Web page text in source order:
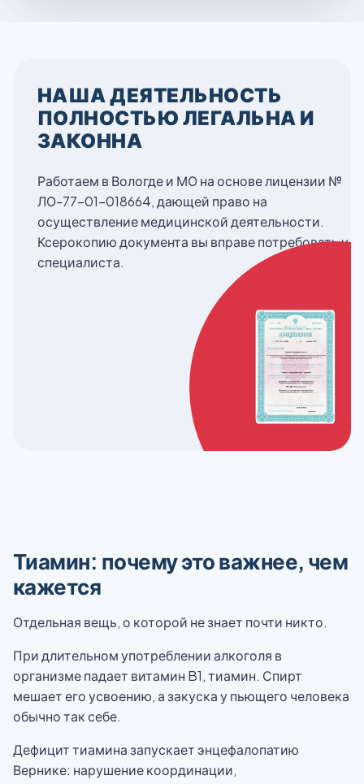
НАША ДЕЯТЕЛЬНОСТЬ
ПОЛНОСТЬЮ ЛЕГАЛЬНА И
ЗАКОННА
Работаем в Вологде и МО на основе лицензии №
ЛО-77-01-018664, дающей право на
осуществление медицинской деятельности.
Ксерокопию документа вы вправе потребовать у
специалиста.
Тиамин: почему это важнее, чем
кажется
Отдельная вещь, о которой не знает почти никто.
При длительном употреблении алкоголя в
организме падает витамин B1, тиамин. Спирт
мешает его усвоению, а закуска у пьющего человека
обычно так себе.
Дефицит тиамина запускает энцефалопатию
Вернике: нарушение координации,